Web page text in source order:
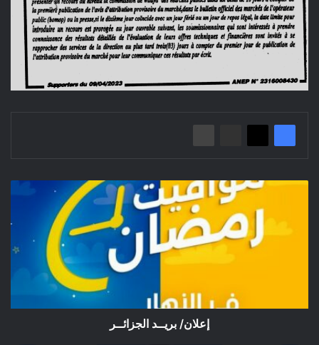
إعلان/ بريــد الجزائــر